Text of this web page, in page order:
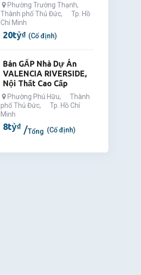
Phường Trường Thạnh,
Thành phố Thủ Đức,
Tp. Hồ
Chí Minh
20tỷ₫ (Cố định)
Bán GẤP Nhà Dự Án
VALENCIA RIVERSIDE,
Nội Thất Cao Cấp
Phường Phú Hữu,
Thành
phố Thủ Đức,
Tp. Hồ Chí
Minh
8tỷ₫ Tổng (Cố định)